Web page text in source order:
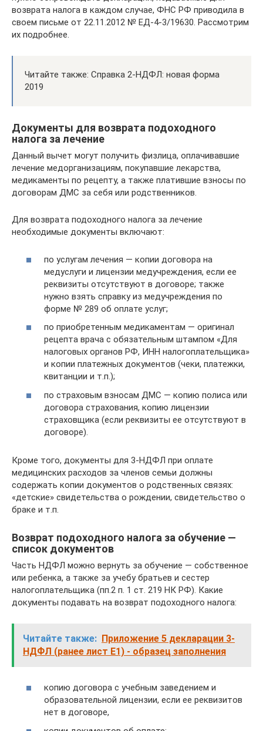
возврата налога в каждом случае, ФНС РФ приводила в
своем письме от 22.11.2012 № ЕД-4-3/19630. Рассмотрим
их подробнее.
Читайте также: Справка 2-НДФЛ: новая форма
2019
Документы для возврата подоходного
налога за лечение
Данный вычет могут получить физлица, оплачивавшие
лечение медорганизациям, покупавшие лекарства,
медикаменты по рецепту, а также платившие взносы по
договорам ДМС за себя или родственников.
Для возврата подоходного налога за лечение
необходимые документы включают:
по услугам лечения — копии договора на
медуслуги и лицензии медучреждения, если ее
реквизиты отсутствуют в договоре; также
нужно взять справку из медучреждения по
форме № 289 об оплате услуг;
по приобретенным медикаментам — оригинал
рецепта врача с обязательным штампом «Для
налоговых органов РФ, ИНН налогоплательщика»
и копии платежных документов (чеки, платежки,
квитанции и т.п.);
по страховым взносам ДМС — копию полиса или
договора страхования, копию лицензии
страховщика (если реквизиты ее отсутствуют в
договоре).
Кроме того, документы для 3-НДФЛ при оплате
медицинских расходов за членов семьи должны
содержать копии документов о родственных связях:
«детские» свидетельства о рождении, свидетельство о
браке и т.п.
Возврат подоходного налога за обучение —
список документов
Часть НДФЛ можно вернуть за обучение — собственное
или ребенка, а также за учебу братьев и сестер
налогоплательщика (пп.2 п. 1 ст. 219 НК РФ). Какие
документы подавать на возврат подоходного налога:
Читайте также: Приложение 5 декларации 3-
НДФЛ (ранее лист Е1) - образец заполнения
копию договора с учебным заведением и
образовательной лицензии, если ее реквизитов
нет в договоре,